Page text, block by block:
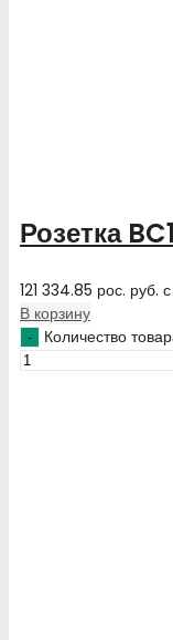
Розетка
121 334.85 рос. руб.
В корзину
Количество